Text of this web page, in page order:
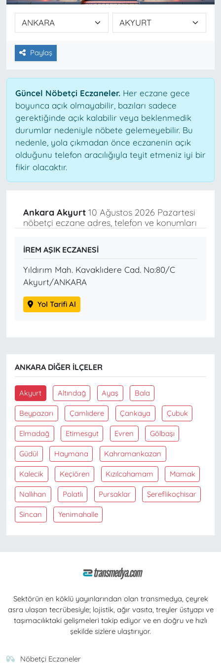
Paylaş
Güncel Nöbetçi Eczaneler.Her eczane gece
boyunca açık olmayabilir, bazıları sadece
gerektiğinde açık kalabilir veya beklenmedik
durumlar nedeniyle nöbete gelemeyebilir. Bu
nedenle, yola çıkmadan önce eczanenin açık
olduğunu telefon aracılığıyla teyit etmeniz iyi bir
fikir olacaktır.
Ankara Akyurt10 Ağustos 2026 Pazartesi
nöbetçi eczane adres, telefon ve konumları
İREM AŞIK ECZANESİ
Yıldırım Mah. Kavaklıdere Cad. No:80/C
Akyurt/ANKARA
Yol Tarifi Al
ANKARA DIĞER İLÇELER
Akyurt Altındağ Ayaş Bala
Beypazarı Çamlıdere Çankaya Çubuk
Elmadağ Etimesgut Evren Gölbaşı
Güdül Haymana Kahramankazan
Kalecik Keçiören Kızılcahamam Mamak
Nallıhan Polatlı Pursaklar Şereflikoçhisar
Sincan Yenimahalle
Sektörün en köklü yayınlarından olan transmedya, çeyrek
asra ulaşan tecrübesiyle; lojistik, ağır vasıta, treyler üstyapı ve
taşımacılıktaki gelişmeleri takip ediyor ve en doğru ve hızlı
şekilde sizlere ulaştırıyor.
Nöbetçi Eczaneler